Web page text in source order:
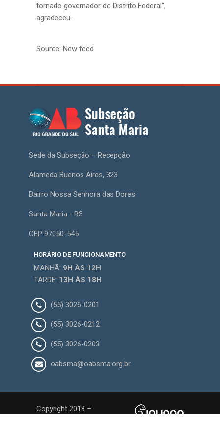
tornado governador do Distrito Federal”,
agradeceu.
Source: New feed
Sede da Subseção – Recepção
Alameda Buenos Aires, 323
Bairro Nossa Senhora das Dores
Santa Maria - RS
CEP 97050-545
HORÁRIO DE FUNCIONAMENTO
MANHÃ: 9H ÀS 12H
TARDE: 13H ÀS 18H
(55) 3026-0201
(55) 3026-0212
(55) 3026-0203
oabsma@oabsma.org.br
Copyright 2018 –